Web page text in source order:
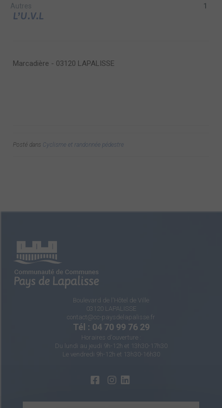
Autres
1
L’U.V.L
Marcadière - 03120 LAPALISSE
Posté dans Cyclisme et randonnée pédestre
Boulevard de l'Hôtel de Ville
03120 LAPALISSE
contact@cc-paysdelapalisse.fr
Tél : 04 70 99 76 29
Horaires d'ouverture :
Du lundi au jeudi 9h-12h et 13h30-17h30
Le vendredi 9h-12h et 13h30-16h30